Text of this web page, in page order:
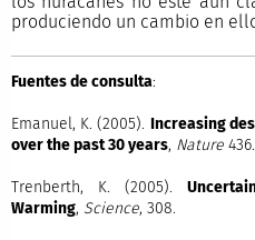
produciendo un cambio en
Fuentes de consulta:
Emanuel, K. (2005). Increasing
over the past 30 years, Nature436.
Trenberth, K. (2005).
Warming, Science, 308.